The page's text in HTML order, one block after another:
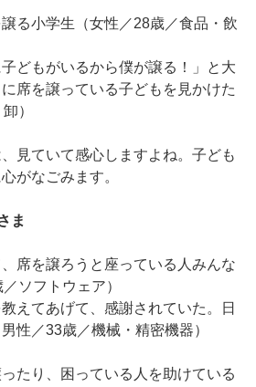
る小学生（女性／28歳／食品・飲
どもがいるから僕が譲る！」と大
席を譲っている子どもを見かけた
）
見ていて感心しますよね。子ども
がなごみます。
ま
席を譲ろうと座っている人みんな
ソフトウェア）
えてあげて、感謝されていた。日
性／33歳／機械・精密機器）
たり、困っている人を助けている